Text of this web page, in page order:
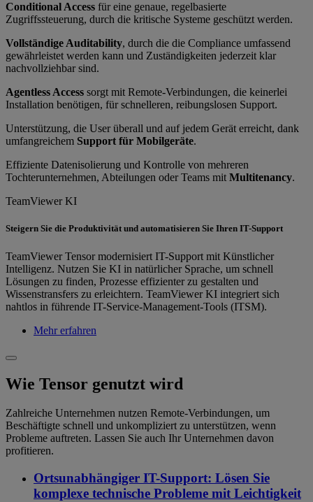
Conditional Access für eine genaue, regelbasierte
Zugriffssteuerung, durch die kritische Systeme geschützt werden.
Vollständige Auditability, durch die die Compliance umfassend
gewährleistet werden kann und Zuständigkeiten jederzeit klar
nachvollziehbar sind.
Agentless Access sorgt mit Remote-Verbindungen, die keinerlei
Installation benötigen, für schnelleren, reibungslosen Support.
Unterstützung, die User überall und auf jedem Gerät erreicht, dank
umfangreichem Support für Mobilgeräte.
Effiziente Datenisolierung und Kontrolle von mehreren
Tochterunternehmen, Abteilungen oder Teams mit Multitenancy.
TeamViewer KI
Steigern Sie die Produktivität und automatisieren Sie Ihren IT-Support
TeamViewer Tensor modernisiert IT-Support mit Künstlicher
Intelligenz. Nutzen Sie KI in natürlicher Sprache, um schnell
Lösungen zu finden, Prozesse effizienter zu gestalten und
Wissenstransfers zu erleichtern. TeamViewer KI integriert sich
nahtlos in führende IT-Service-Management-Tools (ITSM).
Mehr erfahren
Wie Tensor genutzt wird
Zahlreiche Unternehmen nutzen Remote-Verbindungen, um
Beschäftigte schnell und unkompliziert zu unterstützen, wenn
Probleme auftreten. Lassen Sie auch Ihr Unternehmen davon
profitieren.
Ortsunabhängiger IT-Support: Lösen Sie
komplexe technische Probleme mit Leichtigkeit